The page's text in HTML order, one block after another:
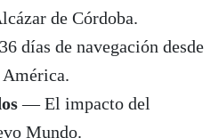
de Córdoba.
días de navegación desde
América.
— El impacto del
Mundo.